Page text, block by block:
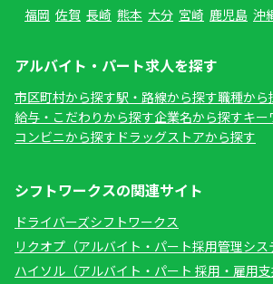
福岡 佐賀 長崎 熊本 大分 宮崎 鹿児島 沖
アルバイト・パート求人を探す
市区町村から探す駅・路線から探す職種から
給与・こだわりから探す企業名から探すキー
コンビニから探す ドラッグストアから探す
シフトワークスの関連サイト
ドライバーズシフトワークス
リクオプ（アルバイト・パート採用管理シス
ハイソル（アルバイト・パート 採用・雇用支